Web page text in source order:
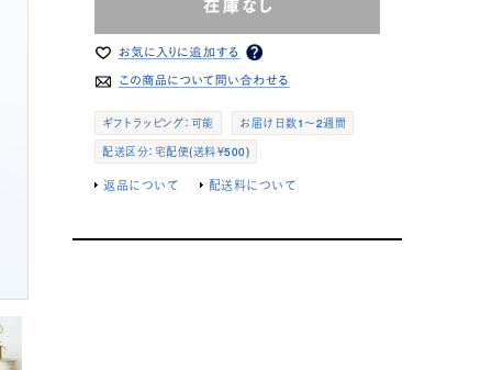
ギフトラッピング：可能
お届け日数1～2週間
配送区分：宅配便(送料￥500)
返品について 配送料について